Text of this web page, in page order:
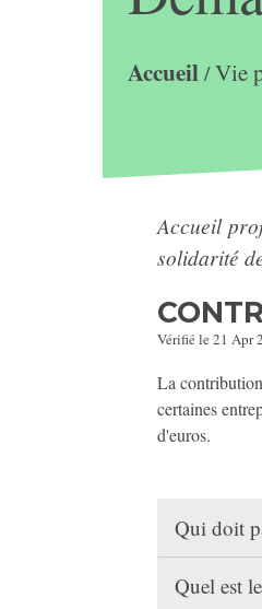
Accueil/Vie
Accueil
solidarité
Vérifié le 21 Apr
La
certaines
d'euros.
Qui doit
Quel est